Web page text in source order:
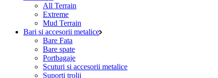
All Terrain
Extreme
Mud Terrain
Bari si accesorii metalice
Bare Fata
Bare spate
Portbagaje
Scuturi si accesorii metalice
Suporti trolii